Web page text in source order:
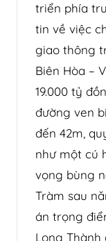
triển phía
tin về việc
giao thông
Biên Hòa –
19.000 tỷ
đường ven
đến 42m,
như một cú
vọng bùng
Tràm sau
án trọng
Long Thành